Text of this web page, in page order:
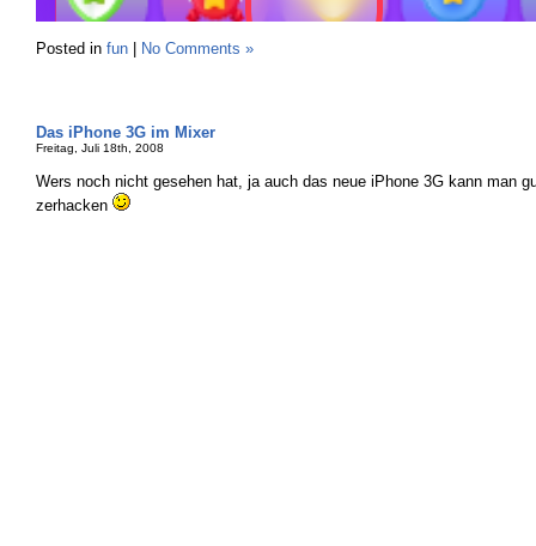
Posted in fun No Comments »
Das iPhone 3G im Mixer
Freitag, Juli 18th, 2008
Wers noch nicht gesehen hat, ja auch das neue iPhone 3G kann man
zerhacken